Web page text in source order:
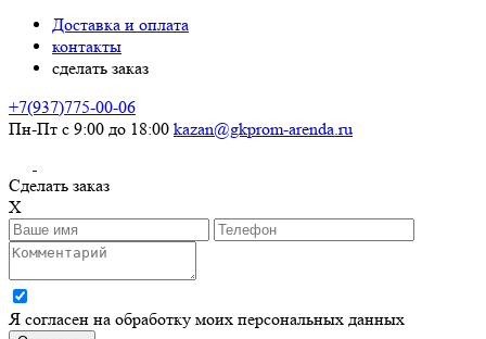
Доставка и оплата
контакты
сделать заказ
+7(937)775-00-06
Пн-Пт с 9:00 до 18:00 kazan@gkprom-arenda.ru
Сделать заказ
X
Я согласен на обработку моих персональных данных